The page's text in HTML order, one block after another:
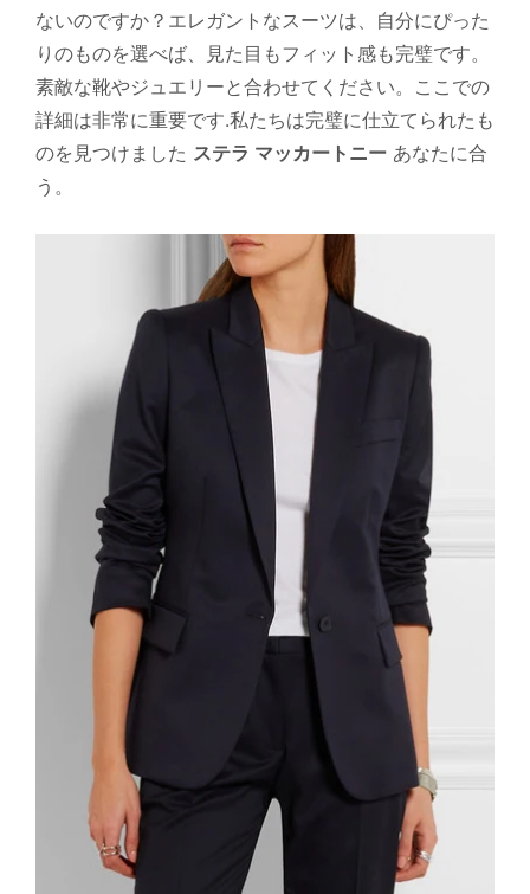
ないのですか？エレガントなスーツは、自分にぴった
りのものを選べば、見た目もフィット感も完璧です。
素敵な靴やジュエリーと合わせてください。ここでの
詳細は非常に重要です.私たちは完璧に仕立てられたも
のを見つけました ステラ マッカートニー あなたに合
う。